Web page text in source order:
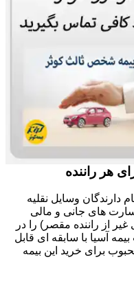
هر راننده
دارندگان وسایل نقلیه
های جانی و مالی
از راننده مقصر) را در
آسیا با سابقه ای قابل
برای خرید این بیمه